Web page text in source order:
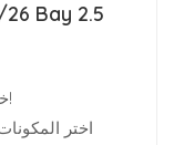
Bay 2.5
خصص سيرفرك كما تشاء، ودع الباقي علينا!
اختر